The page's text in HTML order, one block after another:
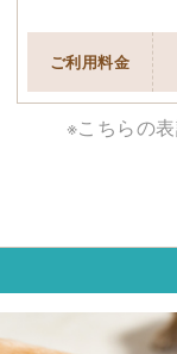
ご利用料金
※こちらの